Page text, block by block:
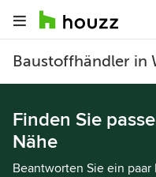
Baustoffhändler in
Finden Sie
Nähe
Beantworten Sie ein